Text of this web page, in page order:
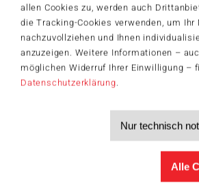
allen Cookies zu, werden auch
die Tracking-Cookies verwenden, um Ihr
nachzuvollziehen und Ihnen
anzuzeigen. Weitere Informationen –
möglichen Widerruf Ihrer Einwilligung –
Datenschutzerklärung
Nur technisch
Alle
Willkommensgutschein in Höhe von 5€ für Ihren
Produktneuheiten und
Aktuelle Themen und Trends aus der
Informationen zu Veranstaltungen und
Service-Informationen, z.B. zur
Hiermit akzeptiere ich die